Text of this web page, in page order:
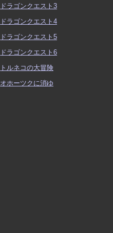
ドラゴンクエスト3
ドラゴンクエスト4
ドラゴンクエスト5
ドラゴンクエスト6
トルネコの大冒険
オホーツクに消ゆ